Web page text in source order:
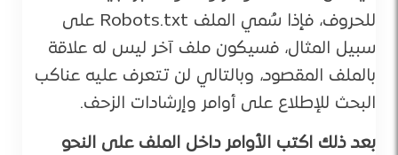
للحروف، فإذا سُمي الملف Robots.txt على
سبيل المثال، فسيكون ملف آخر ليس له علاقة
بالملف المقصود، وبالتالي لن تتعرف عليه عناكب
البحث للإطلاع على أوامر وإرشادات الزحف.
بعد ذلك اكتب الأوامر داخل الملف على النحو